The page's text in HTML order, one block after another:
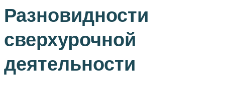
Разновидности
сверхурочной
деятельности